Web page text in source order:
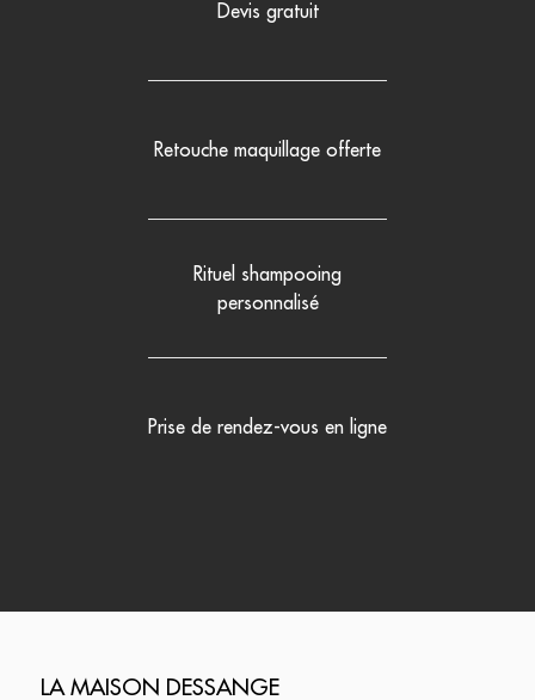
Devis gratuit
Retouche maquillage offerte
Rituel shampooing
personnalisé
Prise de rendez-vous en ligne
LA MAISON DESSANGE